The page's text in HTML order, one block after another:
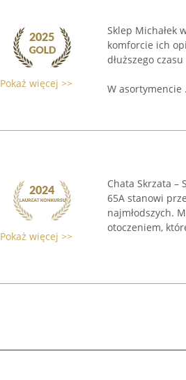
Pokaż więcej >>
Sklep Michałek
komforcie ich
dłuższego
W asortymencie
Pokaż więcej >>
Chata Skrzata –
65A stanowi
najmłodszych.
otoczeniem,